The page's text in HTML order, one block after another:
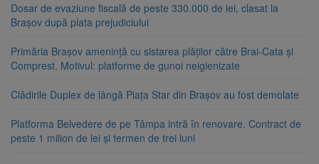
Dosar de evaziune fiscală de peste 330.000 de lei, clasat la
Brașov după plata prejudiciului
Primăria Brașov amenință cu sistarea plăților către Brai-Cata și
Comprest. Motivul: platforme de gunoi neigienizate
Clădirile Duplex de lângă Piața Star din Brașov au fost demolate
Platforma Belvedere de pe Tâmpa intră în renovare. Contract de
peste 1 milion de lei și termen de trei luni